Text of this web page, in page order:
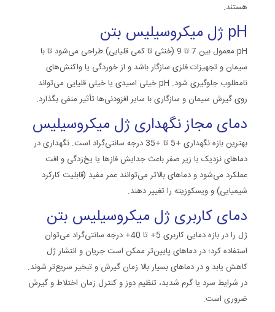
هستند.
pH ژل میکروسیلیس بتن
pH
معمول بین 7 تا 9 (خنثی تا کمی قلیایی) طراحی می‌شود تا با
سیمان و تجهیزات فلزی سازگار باشد و از خوردگی یا واکنش‌های
نامطلوب جلوگیری شود. pHخیلی اسیدی یا خیلی قلیایی می‌تواند
روی گیرش سیمان و سازگاری با سایر افزودنی‌ها تأثیر منفی بگذارد.
دمای مجاز نگهداری ژل میکروسیلیس
بهترین بازه نگهداری +5 تا +35 درجه سانتی‌گراد است. نگهداری در
دماهای نزدیک یا زیر صفر باعث جدایش فازها یا یخ‌زدگی و افت
عملکرد می‌شود و دماهای بالاتر می‌توانند عمر مفید (قابلیت کارکرد
شیمیایی) و ویسکوزیته را تغییر دهند.
دمای کاربری ژل میکروسیلیس بتن
ژل را در بازه دمایی کاربری 5+ تا 40+ درجه سانتی‌گراد می‌توان
استفاده کرد؛ در دماهای پایین‌تر ممکن است جریان و انتشار ژل
کاهش یابد و در دماهای بسیار بالا زمان گیرش و تبخیر سریع‌تر شوند.
در شرایط سرد یا گرم شدید، تنظیم دوز و کنترل زمان اختلاط و گیرش
ضروری است.